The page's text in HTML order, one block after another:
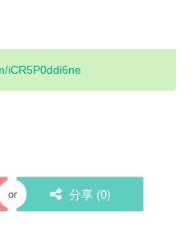
iCR5P0ddi6ne
or 分享 (0)